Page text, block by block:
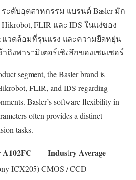
ดับอุตสาหกรรม แบรนด์ Basler มัก
FLIR และ IDS ในแง่ของ
วดล้อมที่รุนแรง และความยืดหยุ่น
ถึงพารามิเตอร์เชิงลึกของเซนเซอร์
segment, the Basler brand is
FLIR, and IDS regarding
Basler’s software flexibility in
often provides a distinct
tasks.
A102FC Industry Average
ICX205)CMOS / CCD